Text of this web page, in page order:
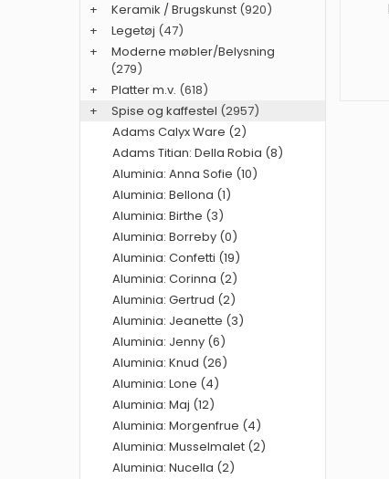
+
Keramik / Brugskunst (920)
+
Legetøj (47)
+
Moderne møbler/Belysning
(279)
+
Platter m.v. (618)
+
Spise og kaffestel (2957)
Adams Calyx Ware (2)
Adams Titian: Della Robia (8)
Aluminia: Anna Sofie (10)
Aluminia: Bellona (1)
Aluminia: Birthe (3)
Aluminia: Borreby (0)
Aluminia: Confetti (19)
Aluminia: Corinna (2)
Aluminia: Gertrud (2)
Aluminia: Jeanette (3)
Aluminia: Jenny (6)
Aluminia: Knud (26)
Aluminia: Lone (4)
Aluminia: Maj (12)
Aluminia: Morgenfrue (4)
Aluminia: Musselmalet (2)
Aluminia: Nucella (2)